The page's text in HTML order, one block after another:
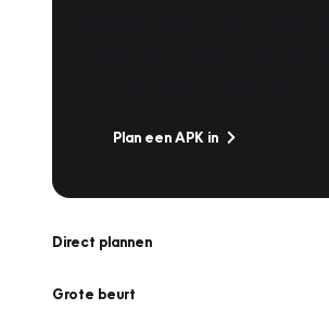
Plan een APK in
Direct plannen
Grote beurt